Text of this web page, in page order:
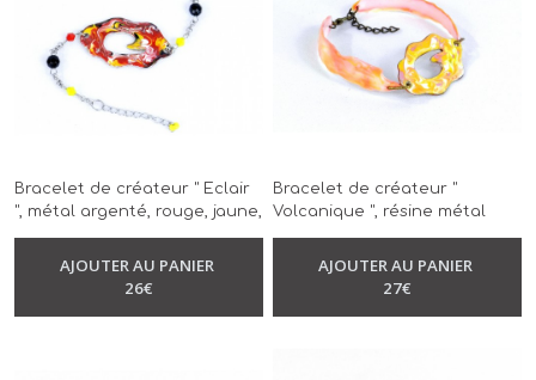
Bracelet de créateur " Eclair
", métal argenté, rouge, jaune,
-Bracelet
AJOUTER AU PANIER
26€
Bracelet de créateur "
Volcanique ", résine métal
à la main
Bracelet
AJOUTER AU PANIER
27€